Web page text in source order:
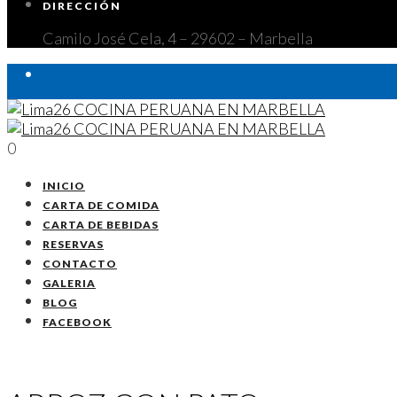
DIRECCIÓN
Camilo José Cela, 4 – 29602 – Marbella
Camilo José Cela, 4 - 29602 - Marbella951.549.400 /
0
INICIO
CARTA DE COMIDA
CARTA DE BEBIDAS
RESERVAS
CONTACTO
GALERIA
BLOG
FACEBOOK